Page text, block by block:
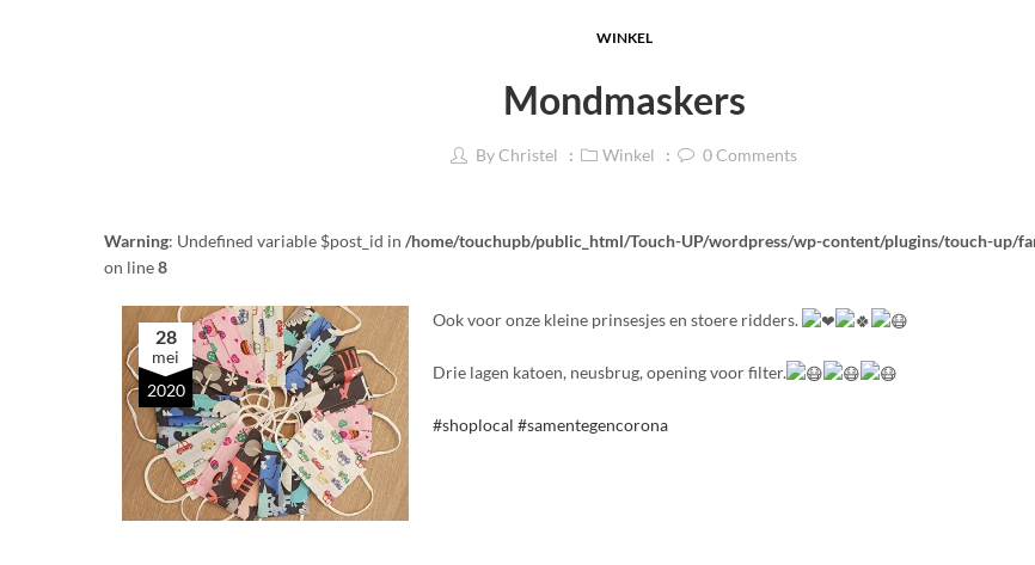
WINKEL
Mondmaskers
ByChristel Winkel 0Comments
Warning: Undefined variable $post_id in /home/touchupb/public_html/Touch-UP/wordpress/wp-content/plugins/touch-up/
on line8
28
mei
2020
Ook voor onze kleine prinsesjes en stoere ridders.
Drie lagen katoen, neusbrug, opening voor filter.
#shoplocal #samentegencorona